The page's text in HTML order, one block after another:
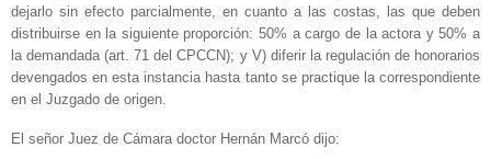
dejarlo sin efecto parcialmente, en cuanto a las costas, las que deben
distribuirse en la siguiente proporción: 50% a cargo de la actora y 50% a
la demandada (art. 71 del CPCCN); y V) diferir la regulación de honorarios
devengados en esta instancia hasta tanto se practique la correspondiente
en el Juzgado de origen.
El señor Juez de Cámara doctor Hernán Marcó dijo: